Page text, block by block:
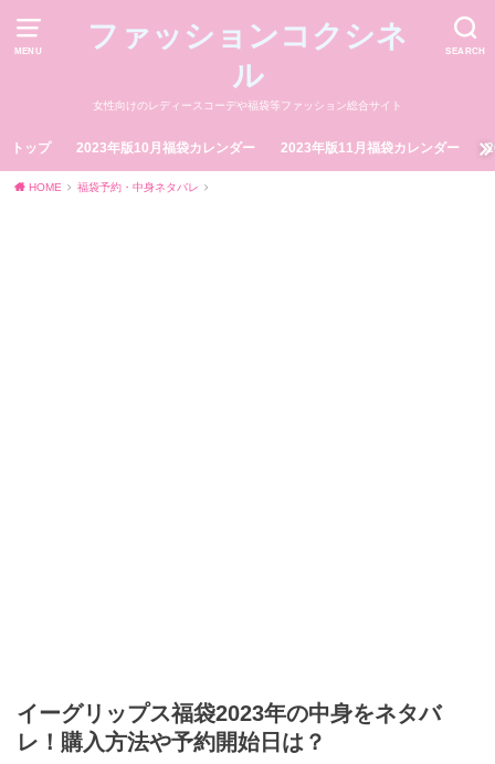
MENU SEARCH
ファッションコクシネ
ル
女性向けのレディースコーデや福袋等ファッション総合サイト
トップ 2023年版10月福袋カレンダー 2023年版11月福袋カレンダー
HOME 福袋予約・中身ネタバレ
イーグリップス福袋2023年の中身をネタバ
レ！購入方法や予約開始日は？